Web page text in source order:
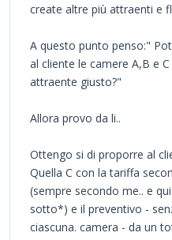
create altre più attraenti e
A questo punto penso:"
al cliente le camere A,B e
attraente giusto?"
Allora provo da li..
Ottengo si di proporre al
Quella C con la tariffa
(sempre secondo me.. e
sotto*) e il preventivo -
ciascuna. camera - da un